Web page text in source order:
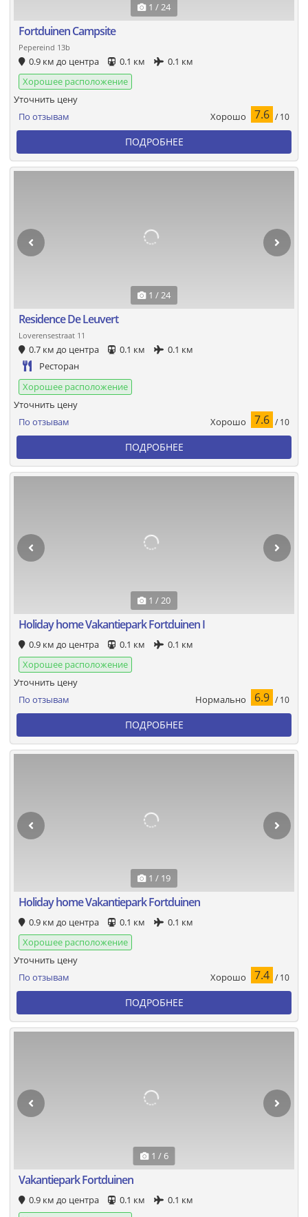
1 / 24
Fortduinen Campsite
Pepereind 13b
0.9 км до центра 0.1 км
0.1 км
Хорошее расположение
По отзывам Хорошо 7.6 / 10
Уточнить цену
ПОДРОБНЕЕ
1 / 24
Residence De Leuvert
Loverensestraat 11
0.7 км до центра 0.1 км
0.1 км
Ресторан
Хорошее расположение
По отзывам Хорошо 7.6 / 10
Уточнить цену
ПОДРОБНЕЕ
1 / 20
Holiday home Vakantiepark Fortduinen I
0.9 км до центра 0.1 км
0.1 км
Хорошее расположение
По отзывам Нормально 6.9 / 10
Уточнить цену
ПОДРОБНЕЕ
1 / 19
Holiday home Vakantiepark Fortduinen
0.9 км до центра 0.1 км
0.1 км
Хорошее расположение
По отзывам Хорошо 7.4 / 10
Уточнить цену
ПОДРОБНЕЕ
1 / 6
Vakantiepark Fortduinen
0.9 км до центра 0.1 км
0.1 км